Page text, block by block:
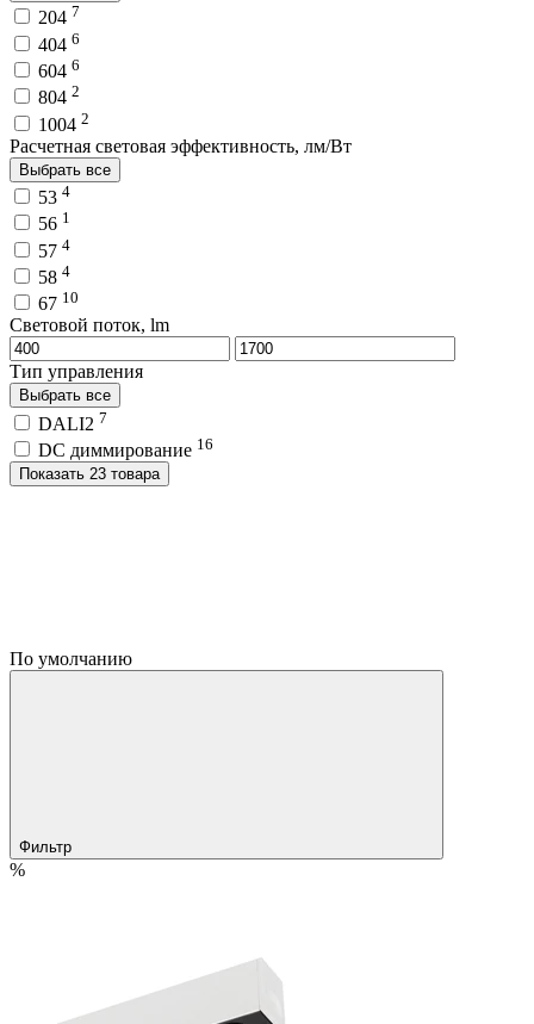
204 7
404 6
604 6
804 2
1004 2
Расчетная световая эффективность, лм/Вт
Выбрать все
53 4
56 1
57 4
58 4
67 10
Световой поток, lm
Тип управления
Выбрать все
DALI2 7
DC диммирование 16
Показать 23 товара
По умолчанию
Фильтр
%